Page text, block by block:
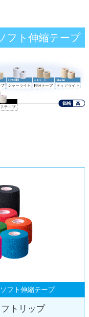
フト伸縮テープ
フト伸縮テープ
トリップ